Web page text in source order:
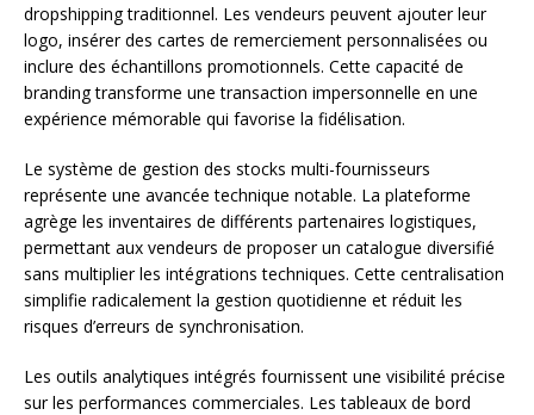
dropshipping traditionnel. Les vendeurs peuvent ajouter leur
logo, insérer des cartes de remerciement personnalisées ou
inclure des échantillons promotionnels. Cette capacité de
branding transforme une transaction impersonnelle en une
expérience mémorable qui favorise la fidélisation.
Le système de gestion des stocks multi-fournisseurs
représente une avancée technique notable. La plateforme
agrège les inventaires de différents partenaires logistiques,
permettant aux vendeurs de proposer un catalogue diversifié
sans multiplier les intégrations techniques. Cette centralisation
simplifie radicalement la gestion quotidienne et réduit les
risques d’erreurs de synchronisation.
Les outils analytiques intégrés fournissent une visibilité précise
sur les performances commerciales. Les tableaux de bord